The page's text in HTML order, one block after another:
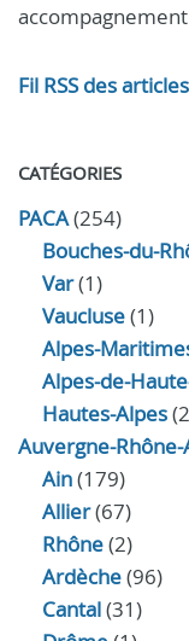
Fil RSS des
CATÉGORIES
PACA(254)
Bouches-du-
Var(1)
Vaucluse(1)
Alpes-
Alpes-de-
Hautes-Alpes
Auvergne-Rhône-
Ain(179)
Allier(67)
Rhône(2)
Ardèche(96)
Cantal(31)